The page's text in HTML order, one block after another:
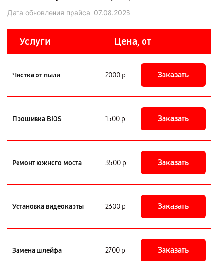
Дата обновления прайса: 07.08.2026
Услуги Цена, от
Чистка от пыли 2000 р Заказать
Прошивка BIOS 1500 р Заказать
Ремонт южного моста 3500 р Заказать
Установка видеокарты 2600 р Заказать
Замена шлейфа 2700 р Заказать